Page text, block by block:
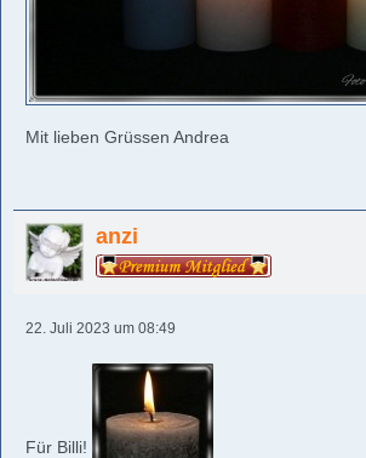
Mit lieben Grüssen Andrea
anzi
22. Juli 2023 um 08:49
Für Billi!